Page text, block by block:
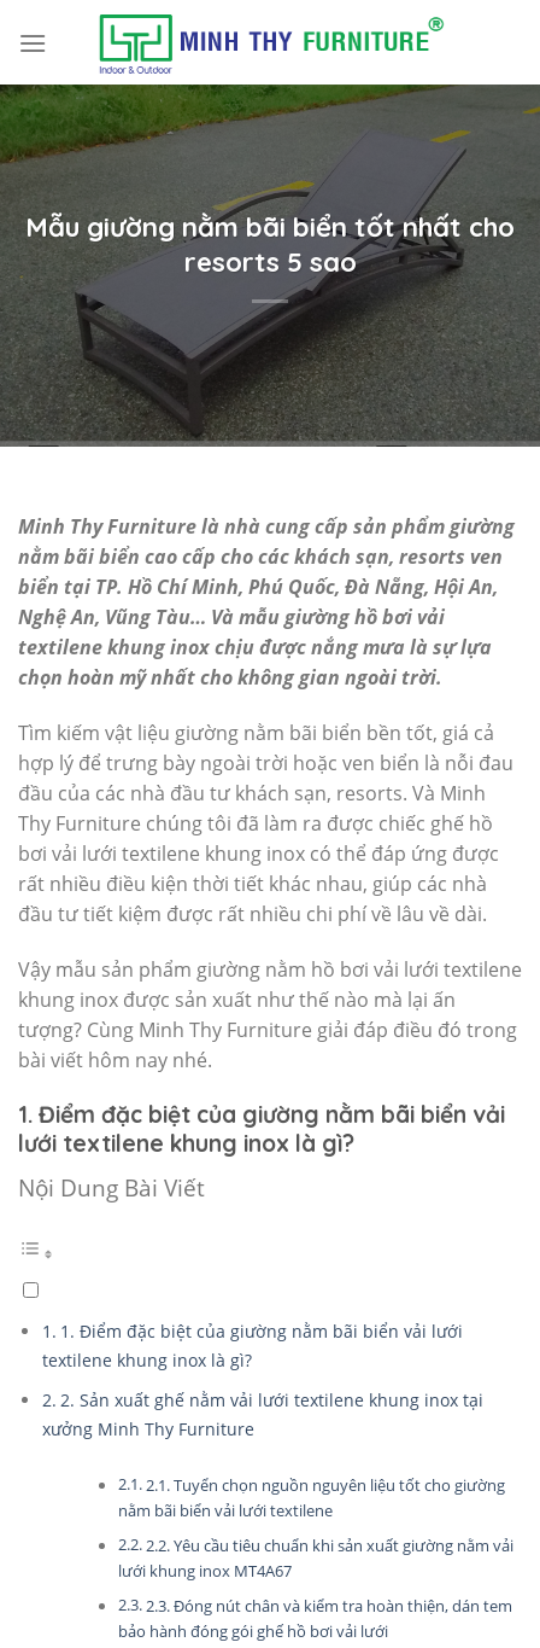
Mẫu giường nằm bãi biển tốt nhất cho
resorts 5 sao
Minh Thy Furniture là nhà cung cấp sản phẩm giường
nằm bãi biển cao cấp cho các khách sạn, resorts ven
biển tại TP. Hồ Chí Minh, Phú Quốc, Đà Nẵng, Hội An,
Nghệ An, Vũng Tàu… Và mẫu giường hồ bơi vải
textilene khung inox chịu được nắng mưa là sự lựa
chọn hoàn mỹ nhất cho không gian ngoài trời.
Tìm kiếm vật liệu giường nằm bãi biển bền tốt, giá cả
hợp lý để trưng bày ngoài trời hoặc ven biển là nỗi đau
đầu của các nhà đầu tư khách sạn, resorts. Và Minh
Thy Furniture chúng tôi đã làm ra được chiếc ghế hồ
bơi vải lưới textilene khung inox có thể đáp ứng được
rất nhiều điều kiện thời tiết khác nhau, giúp các nhà
đầu tư tiết kiệm được rất nhiều chi phí về lâu về dài.
Vậy mẫu sản phẩm giường nằm hồ bơi vải lưới textilene
khung inox được sản xuất như thế nào mà lại ấn
tượng? Cùng Minh Thy Furniture giải đáp điều đó trong
bài viết hôm nay nhé.
1. Điểm đặc biệt của giường nằm bãi biển vải
lưới textilene khung inox là gì?
Nội Dung Bài Viết
1. Điểm đặc biệt của giường nằm bãi biển vải lưới
textilene khung inox là gì?
2. Sản xuất ghế nằm vải lưới textilene khung inox tại
xưởng Minh Thy Furniture
2.1. Tuyển chọn nguồn nguyên liệu tốt cho giường
nằm bãi biển vải lưới textilene
2.2. Yêu cầu tiêu chuẩn khi sản xuất giường nằm vải
lưới khung inox MT4A67
2.3. Đóng nút chân và kiểm tra hoàn thiện, dán tem
bảo hành đóng gói ghế hồ bơi vải lưới